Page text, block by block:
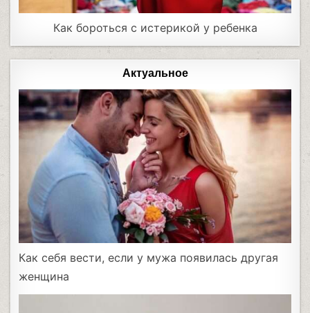
Как бороться с истерикой у ребенка
Актуальное
Как себя вести, если у мужа появилась другая
женщина